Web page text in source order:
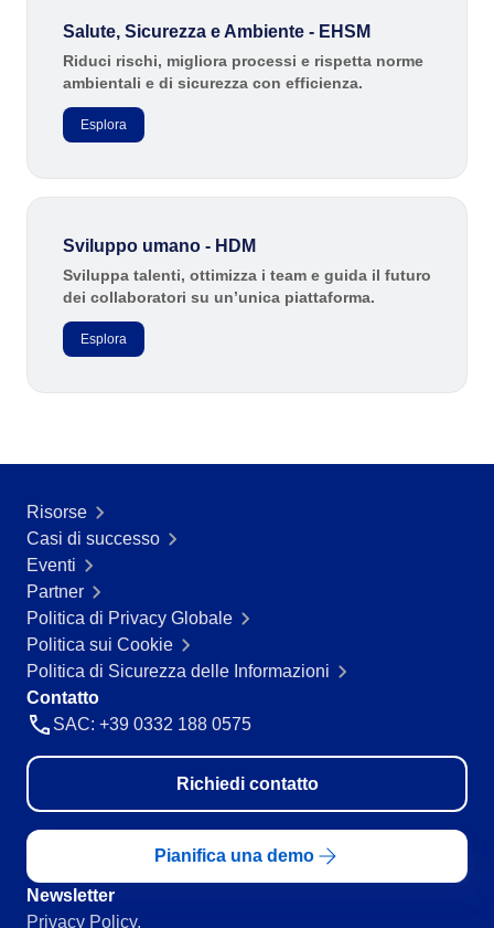
Outsourcing
Integrazione
Automazione dei Processi
Supporto
Servizi di Personalizzazione
Materiali
Dimostrazione aziendale
Store
Strumenti
Newsletter
Salute, Sicurezza e Ambiente - EHSM
Riduci rischi, migliora processi e rispetta norme
ambientali e di sicurezza con efficienza.
Esplora
Sviluppo umano - HDM
Sviluppa talenti, ottimizza i team e guida il futuro
dei collaboratori su un’unica piattaforma.
Esplora
Risorse
Casi di successo
Eventi
Partner
Politica di Privacy Globale
Politica sui Cookie
Politica di Sicurezza delle Informazioni
Contatto
SAC: +39 0332 188 0575
Richiedi contatto
Pianifica una demo
Newsletter
Privacy Policy.